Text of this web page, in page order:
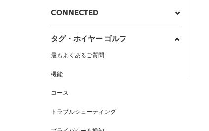
CONNECTED
タグ・ホイヤー ゴルフ
最もよくあるご質問
機能
コース
トラブルシューティング